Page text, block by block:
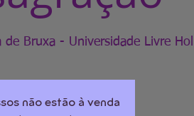
de Bruxa - Universidade Livre
não estão à venda